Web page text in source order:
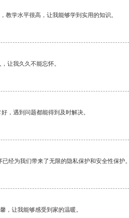
教学水平很高，让我能够学到实用的知识。
让我久久不能忘怀。
，遇到问题都能得到及时解决。
经为我们带来了无限的隐私保护和安全性保护
，让我能够感受到家的温暖。